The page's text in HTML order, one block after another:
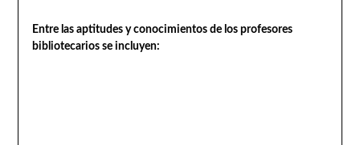
Entre las aptitudes y conocimientos de los profesores
bibliotecarios se incluyen: